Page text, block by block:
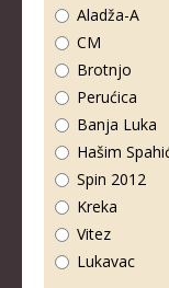
Aladža-A
CM
Brotnjo
Perućica
Banja Luka
Hašim
Spin 2012
Kreka
Vitez
Lukavac